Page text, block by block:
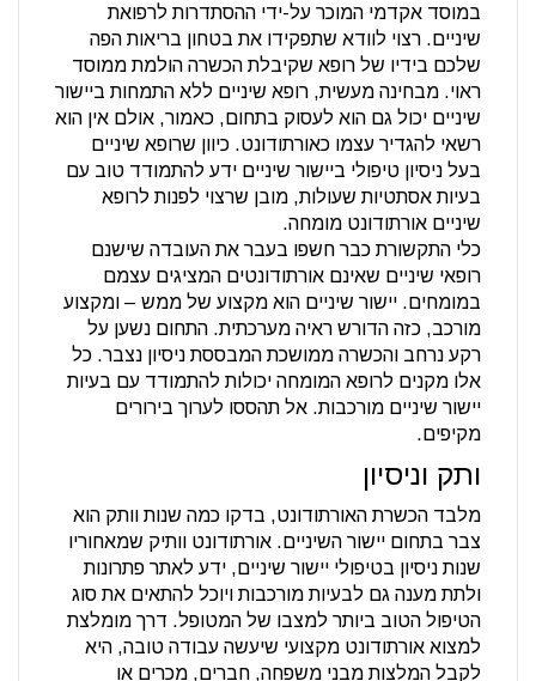
במוסד אקדמי המוכר על-ידי ההסתדרות לרפואת
שיניים. רצוי לוודא שתפקידו את בטחון בריאות הפה
שלכם בידיו של רופא שקיבלת הכשרה הולמת ממוסד
ראוי. מבחינה מעשית, רופא שיניים ללא התמחות ביישור
שיניים יכול גם הוא לעסוק בתחום, כאמור, אולם אין הוא
רשאי להגדיר עצמו כאורתודונט. כיוון שרופא שיניים
בעל ניסיון טיפולי ביישור שיניים ידע להתמודד טוב עם
בעיות אסתטיות שעולות, מובן שרצוי לפנות לרופא
שיניים אורתודונט מומחה.
כלי התקשורת כבר חשפו בעבר את העובדה שישנם
רופאי שיניים שאינם אורתודונטים המציגים עצמם
במומחים. יישור שיניים הוא מקצוע של ממש – ומקצוע
מורכב, כזה הדורש ראיה מערכתית. התחום נשען על
רקע נרחב והכשרה ממושכת המבססת ניסיון נצבר. כל
אלו מקנים לרופא המומחה יכולות להתמודד עם בעיות
יישור שיניים מורכבות. אל תהססו לערוך בירורים
מקיפים.
ותק וניסיון
מלבד הכשרת האורתודונט, בדקו כמה שנות וותק הוא
צבר בתחום יישור השיניים. אורתודונט וותיק שמאחוריו
שנות ניסיון בטיפולי יישור שיניים, ידע לאתר פתרונות
ולתת מענה גם לבעיות מורכבות ויוכל להתאים את סוג
הטיפול הטוב ביותר למצבו של המטופל. דרך מומלצת
למצוא אורתודונט מקצועי שיעשה עבודה טובה, היא
לקבל המלצות מבני משפחה, חברים, מכרים או